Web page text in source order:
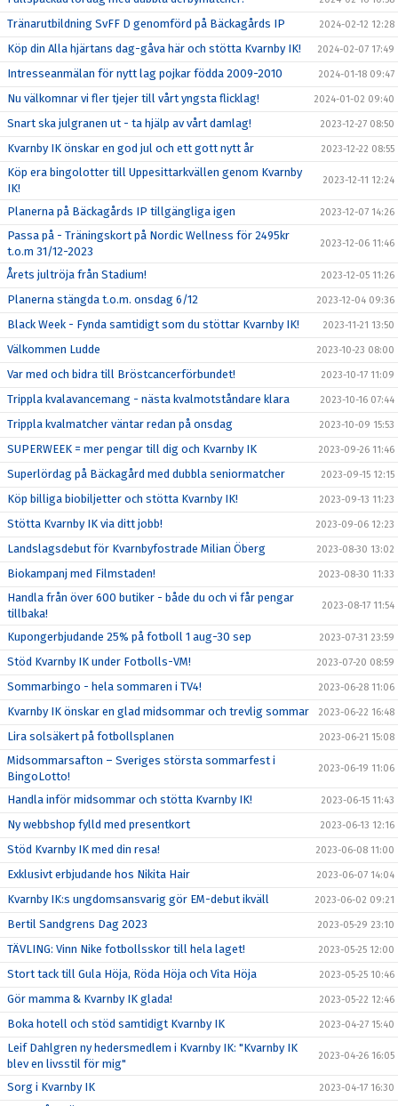
Tränarutbildning SvFF D genomförd på Bäckagårds IP 2024-02-12 12:28
Köp din Alla hjärtans dag-gåva här och stötta Kvarnby IK! 2024-02-07 17:49
Intresseanmälan för nytt lag pojkar födda 2009-2010 2024-01-18 09:47
Nu välkomnar vi fler tjejer till vårt yngsta flicklag! 2024-01-02 09:40
Snart ska julgranen ut - ta hjälp av vårt damlag! 2023-12-27 08:50
Kvarnby IK önskar en god jul och ett gott nytt år 2023-12-22 08:55
Köp era bingolotter till Uppesittarkvällen genom Kvarnby
IK!
2023-12-11 12:24
Planerna på Bäckagårds IP tillgängliga igen 2023-12-07 14:26
Passa på - Träningskort på Nordic Wellness för 2495kr
t.o.m 31/12-2023
2023-12-06 11:46
Årets jultröja från Stadium! 2023-12-05 11:26
Planerna stängda t.o.m. onsdag 6/12 2023-12-04 09:36
Black Week - Fynda samtidigt som du stöttar Kvarnby IK! 2023-11-21 13:50
Välkommen Ludde 2023-10-23 08:00
Var med och bidra till Bröstcancerförbundet! 2023-10-17 11:09
Trippla kvalavancemang - nästa kvalmotståndare klara 2023-10-16 07:44
Trippla kvalmatcher väntar redan på onsdag 2023-10-09 15:53
SUPERWEEK = mer pengar till dig och Kvarnby IK 2023-09-26 11:46
Superlördag på Bäckagård med dubbla seniormatcher 2023-09-15 12:15
Köp billiga biobiljetter och stötta Kvarnby IK! 2023-09-13 11:23
Stötta Kvarnby IK via ditt jobb! 2023-09-06 12:23
Landslagsdebut för Kvarnbyfostrade Milian Öberg 2023-08-30 13:02
Biokampanj med Filmstaden! 2023-08-30 11:33
Handla från över 600 butiker - både du och vi får pengar
tillbaka!
2023-08-17 11:54
Kupongerbjudande 25% på fotboll 1 aug-30 sep 2023-07-31 23:59
Stöd Kvarnby IK under Fotbolls-VM! 2023-07-20 08:59
Sommarbingo - hela sommaren i TV4! 2023-06-28 11:06
Kvarnby IK önskar en glad midsommar och trevlig sommar 2023-06-22 16:48
Lira solsäkert på fotbollsplanen 2023-06-21 15:08
Midsommarsafton – Sveriges största sommarfest i
BingoLotto!
2023-06-19 11:06
Handla inför midsommar och stötta Kvarnby IK! 2023-06-15 11:43
Ny webbshop fylld med presentkort 2023-06-13 12:16
Stöd Kvarnby IK med din resa! 2023-06-08 11:00
Exklusivt erbjudande hos Nikita Hair 2023-06-07 14:04
Kvarnby IK:s ungdomsansvarig gör EM-debut ikväll 2023-06-02 09:21
Bertil Sandgrens Dag 2023 2023-05-29 23:10
TÄVLING: Vinn Nike fotbollsskor till hela laget! 2023-05-25 12:00
Stort tack till Gula Höja, Röda Höja och Vita Höja 2023-05-25 10:46
Gör mamma & Kvarnby IK glada! 2023-05-22 12:46
Boka hotell och stöd samtidigt Kvarnby IK 2023-04-27 15:40
Leif Dahlgren ny hedersmedlem i Kvarnby IK: "Kvarnby IK
blev en livsstil för mig"
2023-04-26 16:05
Sorg i Kvarnby IK 2023-04-17 16:30